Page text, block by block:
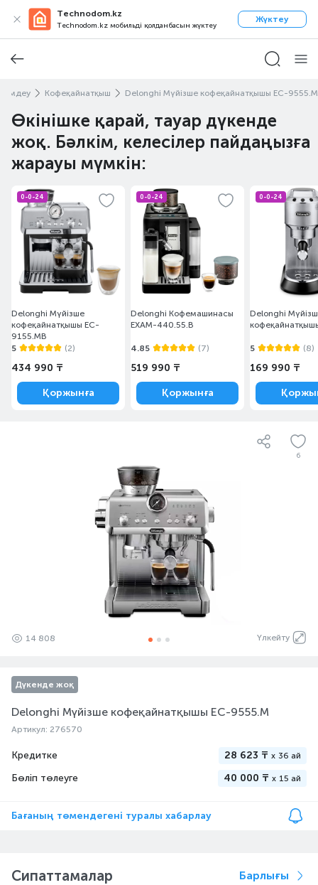
Technodom.kz
Technodom.kz мобильді қолданбасын жүктеу
Жүктеу
Кофеқайнатқыш Delonghi Мүйізше кофеқайнатқышы EC-9555.M
Өкінішке қарай, тауар дүкенде
жоқ. Бәлкім, келесілер пайдаңызға
жарауы мүмкін:
0-0-24
Delonghi Мүйізше
кофеқайнатқышы EC-
9155.MB
5
(2)
434 990 ₸
Қоржынға
0-0-24
Delonghi Кофемашинасы
EXAM-440.55.B
4.85 (7)
519 990 ₸
Қоржынға
0-0-24
Delonghi
5 (8)
169 990 ₸
6
Үлкейту
14 808
Дүкенде жоқ
Delonghi Мүйізше кофеқайнатқышы EC-9555.M
Артикул: 276570
Кредитке 28 623 ₸ x 36 ай
Бөліп төлеуге 40 000 ₸ x 15 ай
Бағаның төмендегені туралы хабарлау
Сипаттамалар Барлығы